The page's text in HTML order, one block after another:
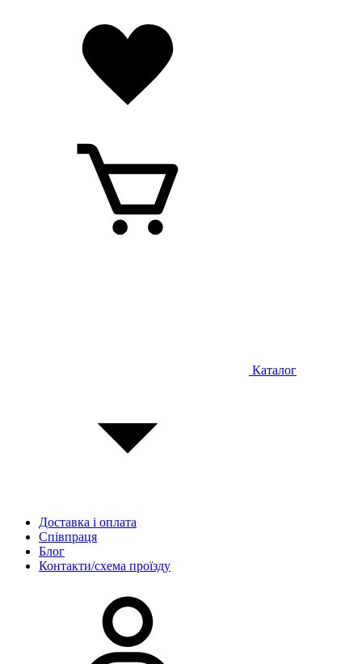
Каталог
Доставка і оплата
Співпраця
Блог
Контакти/схема проїзду